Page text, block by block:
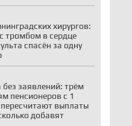
хирургов:
тромбом в сердце
спасён за одну
заявлений: трём
пенсионеров с 1
выплаты
добавят